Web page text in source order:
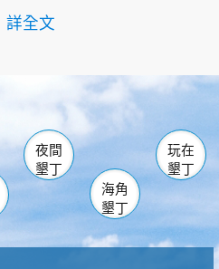
詳全文
南仁湖
佳樂水
森林遊樂區
墾管處遊客中心
社頂公園 風吹沙
船帆石 龍磐公園
香蕉灣
砂島
鵝鑾鼻
夜間
墾丁
海角
墾丁
玩在
墾丁